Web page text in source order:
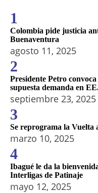
1
Colombia pide justicia
Buenaventura
agosto 11, 2025
2
Presidente Petro
supuesta demanda en
septiembre 23, 2025
3
Se reprograma la Vuelta
marzo 10, 2025
4
Ibagué le da la
Interligas de Patinaje
mayo 12, 2025